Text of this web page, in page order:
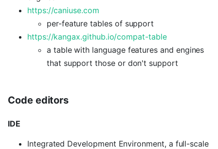
https://caniuse.com
per-feature tables of support
https://kangax.github.io/compat-table
a table with language features and engines
that support those or don't support
Code editors
IDE
Integrated Development Environment, a full-scale